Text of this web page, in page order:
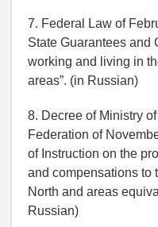
7. Federal Law of
State Guarantees and
working and living in
areas”. (in Russian)
8. Decree of Ministry
Federation of
of Instruction on the
and compensations to
North and areas
Russian)